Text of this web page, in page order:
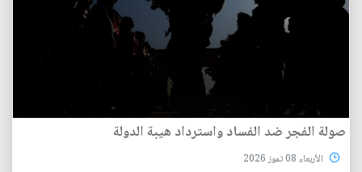
صولة الفجر ضد الفساد واسترداد هيبة الدولة
الأربعاء 08 تموز 2026